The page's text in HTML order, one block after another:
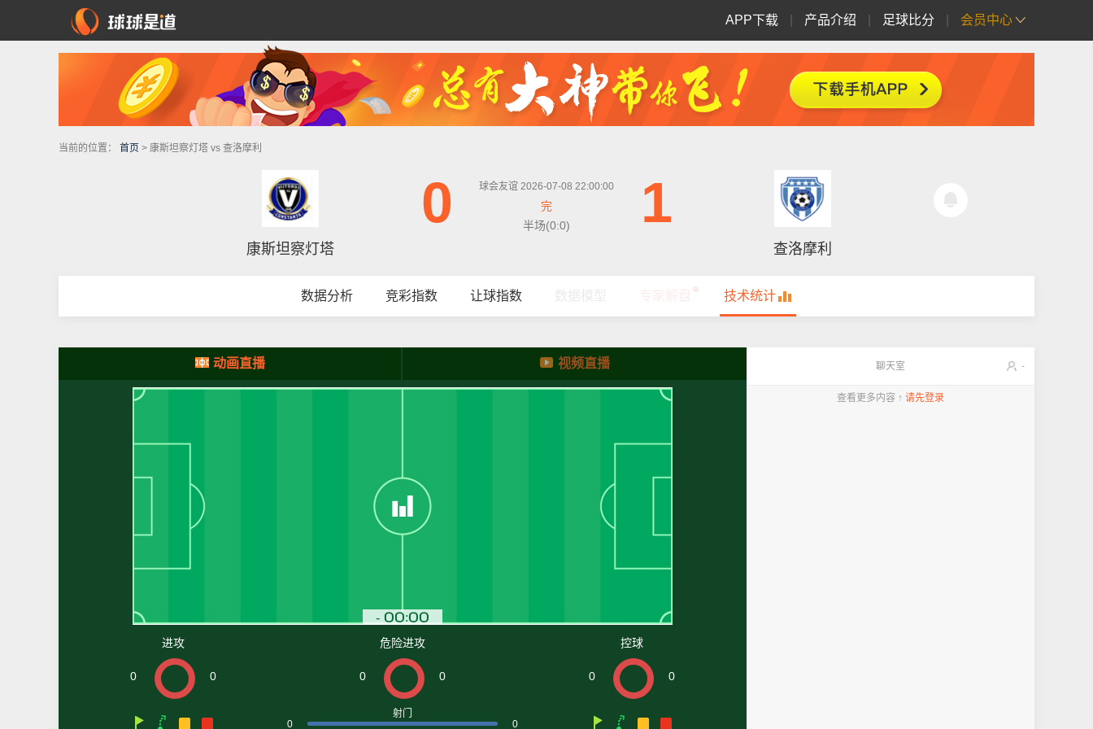
APP下载 产品介绍 足球比分 会员中心
当前的位置： 首页 > 康斯坦察灯塔 vs 查洛摩利
康斯坦察灯塔
0 1
球会友谊 2026-07-08 22:00:00
完
半场(0:0)
查洛摩利
数据分析 竞彩指数 让球指数 技术统计
动画直播 视频直播
进攻
0 0
危险进攻
0 0
0 0
射门
控球
0 0
聊天室 -
查看更多内容 ↑ 请先登录